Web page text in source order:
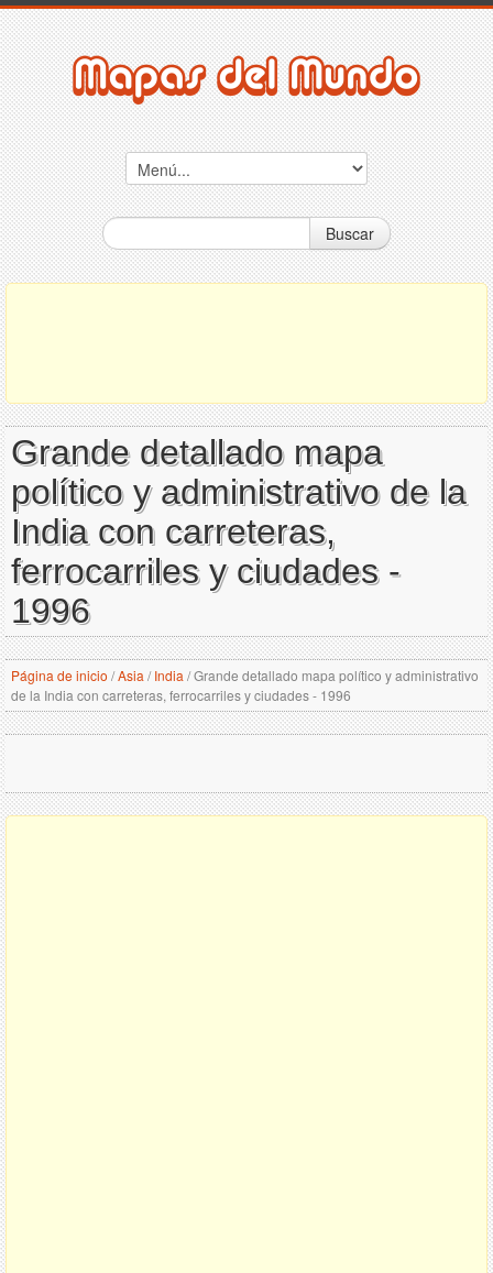
Buscar
Grande detallado mapa
político y administrativo de la
India con carreteras,
ferrocarriles y ciudades -
1996
Página de inicio /Asia / India /Grande detallado mapa político y administrativo
de la India con carreteras, ferrocarriles y ciudades - 1996